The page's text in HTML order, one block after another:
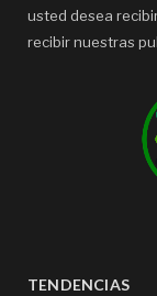
usted desea
recibir nuestras
TENDENCIAS